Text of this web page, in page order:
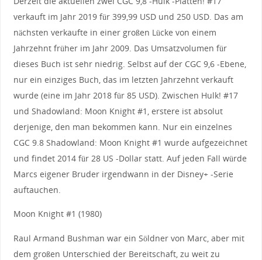
verkauft im Jahr 2019 für 399,99 USD und 250 USD. Das am
nächsten verkaufte in einer großen Lücke von einem
Jahrzehnt früher im Jahr 2009. Das Umsatzvolumen für
dieses Buch ist sehr niedrig. Selbst auf der CGC 9,6 -Ebene,
nur ein einziges Buch, das im letzten Jahrzehnt verkauft
wurde (eine im Jahr 2018 für 85 USD). Zwischen Hulk! #17
und Shadowland: Moon Knight #1, erstere ist absolut
derjenige, den man bekommen kann. Nur ein einzelnes
CGC 9.8 Shadowland: Moon Knight #1 wurde aufgezeichnet
und findet 2014 für 28 US -Dollar statt. Auf jeden Fall würde
Marcs eigener Bruder irgendwann in der Disney+ -Serie
auftauchen.
Moon Knight #1 (1980)
Raul Armand Bushman war ein Söldner von Marc, aber mit
dem großen Unterschied der Bereitschaft, zu weit zu